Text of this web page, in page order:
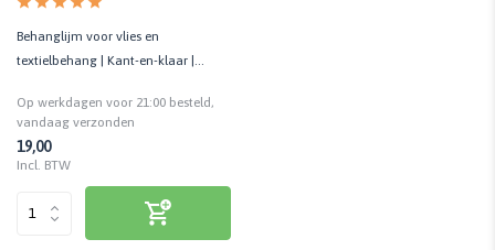
Behanglijm voor vlies en
textielbehang | Kant-en-klaar |
Op werkdagen voor 21:00 besteld,
vandaag verzonden
19,00
Incl. BTW